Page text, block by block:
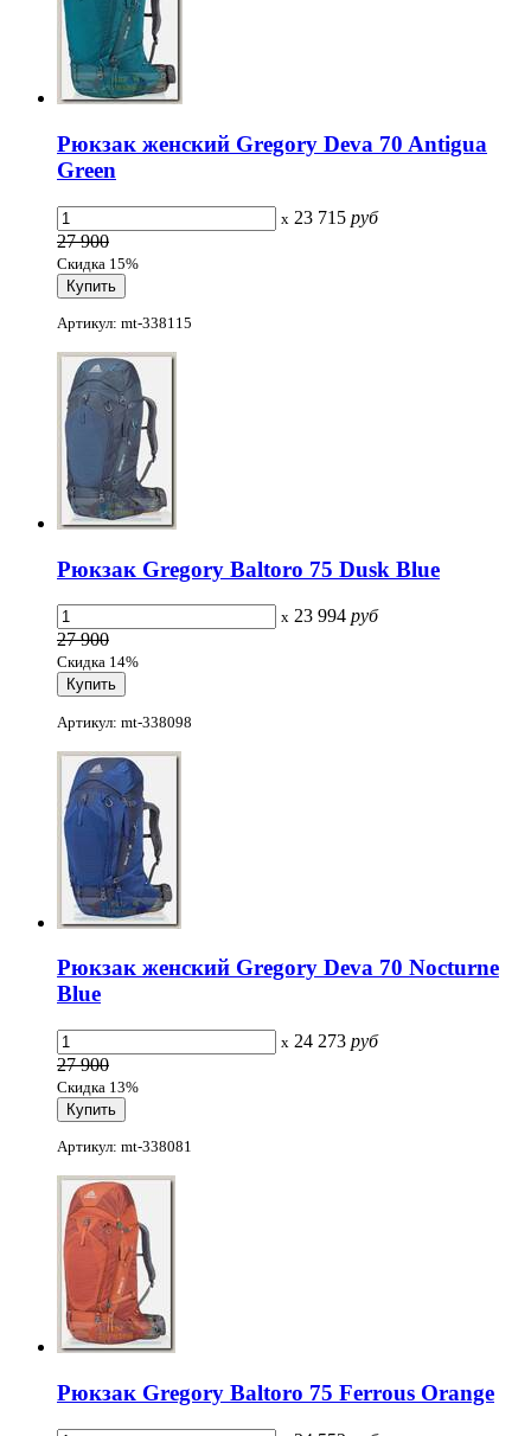
Рюкзак женский Gregory Deva 70 Antigua
Green
x 23 715 руб
27 900
Скидка 15%
Артикул: mt-338115
Рюкзак Gregory Baltoro 75 Dusk Blue
x 23 994 руб
27 900
Скидка 14%
Артикул: mt-338098
Рюкзак женский Gregory Deva 70 Nocturne
Blue
x 24 273 руб
27 900
Скидка 13%
Артикул: mt-338081
Рюкзак Gregory Baltoro 75 Ferrous Orange